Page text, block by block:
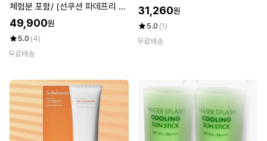
체험분 포함/ (선쿠션 파데프리 S
PF50+)
49,900원
5.0 (4)
무료배송
31,260원
5.0 (1)
무료배송